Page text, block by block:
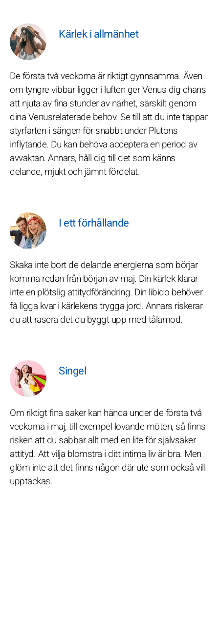
Kärlek i allmänhet
De första två veckorna är riktigt gynnsamma. Även
om tyngre vibbar ligger i luften ger Venus dig chans
att njuta av fina stunder av närhet, särskilt genom
dina Venusrelaterade behov. Se till att du inte tappar
styrfarten i sängen för snabbt under Plutons
inflytande. Du kan behöva acceptera en period av
avvaktan. Annars, håll dig till det som känns
delande, mjukt och jämnt fördelat.
I ett förhållande
Skaka inte bort de delande energierna som börjar
komma redan från början av maj. Din kärlek klarar
inte en plötslig attitydförändring. Din libido behöver
få ligga kvar i kärlekens trygga jord. Annars riskerar
du att rasera det du byggt upp med tålamod.
Singel
Om riktigt fina saker kan hända under de första två
veckorna i maj, till exempel lovande möten, så finns
risken att du sabbar allt med en lite för självsäker
attityd. Att vilja blomstra i ditt intima liv är bra. Men
glöm inte att det finns någon där ute som också vill
upptäckas.